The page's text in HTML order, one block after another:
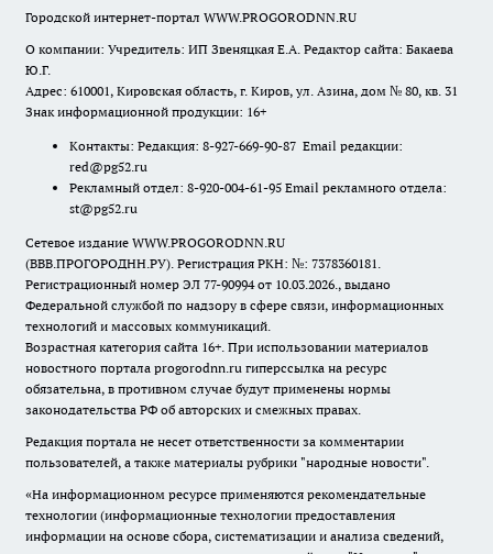
Городской интернет-портал WWW.PROGORODNN.RU
О компании: Учредитель: ИП Звеняцкая Е.А. Редактор сайта: Бакаева
Ю.Г.
Адрес: 610001, Кировская область, г. Киров, ул. Азина, дом № 80, кв. 31
Знак информационной продукции: 16+
Контакты: Редакция: 8-927-669-90-87 Email редакции:
red@pg52.ru
Рекламный отдел: 8-920-004-61-95 Email рекламного отдела:
st@pg52.ru
Сетевое издание WWW.PROGORODNN.RU
(ВВВ.ПРОГОРОДНН.РУ). Регистрация РКН: №: 7378360181.
Регистрационный номер ЭЛ 77-90994 от 10.03.2026., выдано
Федеральной службой по надзору в сфере связи, информационных
технологий и массовых коммуникаций.
Возрастная категория сайта 16+. При использовании материалов
новостного портала progorodnn.ru гиперссылка на ресурс
обязательна, в противном случае будут применены нормы
законодательства РФ об авторских и смежных правах.
Редакция портала не несет ответственности за комментарии
пользователей, а также материалы рубрики "народные новости".
«На информационном ресурсе применяются рекомендательные
технологии (информационные технологии предоставления
информации на основе сбора, систематизации и анализа сведений,